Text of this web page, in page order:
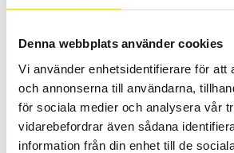
Denna webbplats använder cookies
Vi använder enhetsidentifierare för att
och annonserna till användarna,
för sociala medier och analysera vår
vidarebefordrar även sådana
information från din enhet till de
Spänningsprovare för spänningskontroll av
driftspänning enligt EN 61243-3. Med låg
mätning upp till 1000 V AC / 1400 V DC
spänningskategori.
2,080.00 kr –2,585.00kr
2,080.00 kr
till
2,585.00 kr